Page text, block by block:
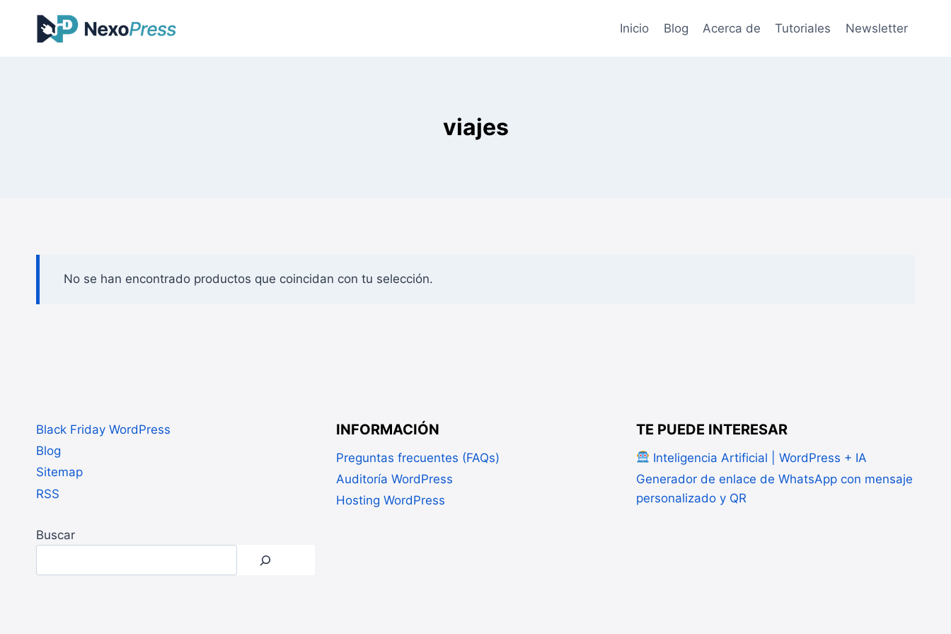
contenido
Inicio Blog Acerca de Tutoriales Newsletter
viajes
No se han encontrado productos que coincidan con tu selección.
Black Friday WordPress
Blog
Sitemap
RSS
Buscar
INFORMACIÓN
Preguntas frecuentes (FAQs)
Auditoría WordPress
Hosting WordPress
TE PUEDE INTERESAR
Inteligencia Artificial | WordPress + IA
Generador de enlace de WhatsApp con mensaje
personalizado y QR